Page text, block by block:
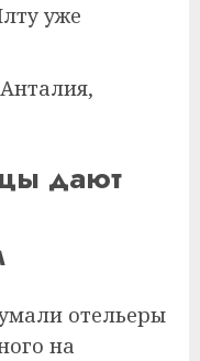
уже
дают
отельеры
на